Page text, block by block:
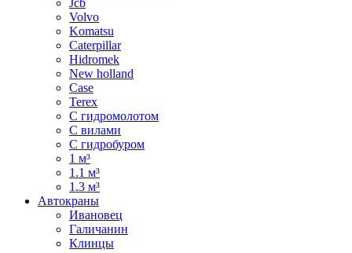
Jcb
Volvo
Komatsu
Caterpillar
Hidromek
New holland
Case
Terex
С гидромолотом
С вилами
С гидробуром
1 м³
1.1 м³
1.3 м³
Автокраны
Ивановец
Галичанин
Клинцы